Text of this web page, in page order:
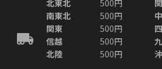
北東北
500円
南東北
500円
関東
500円
信越
500円
北陸
500円